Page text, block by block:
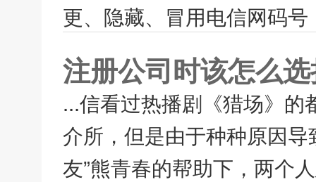
更、隐藏、冒用电信网码
注册公司时该怎么
...信看过热播剧《猎场》
介所，但是由于种种原因
友”熊青春的帮助下，两个